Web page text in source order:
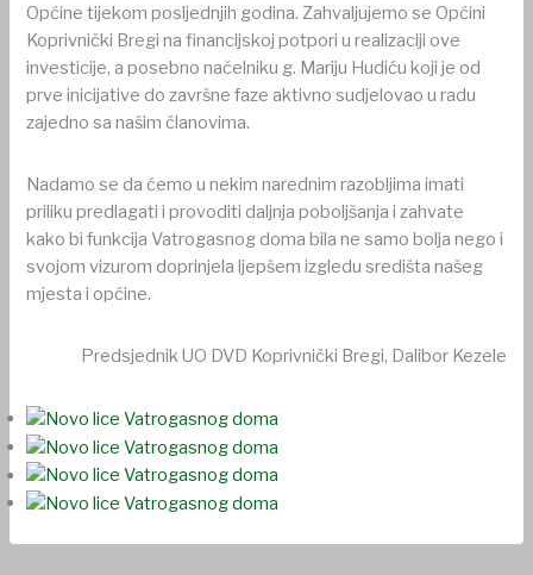
Općine tijekom posljednjih godina. Zahvaljujemo se Općini
Koprivnički Bregi na financijskoj potpori u realizaciji ove
investicije, a posebno načelniku g. Mariju Hudiću koji je od
prve inicijative do završne faze aktivno sudjelovao u radu
zajedno sa našim članovima.
Nadamo se da ćemo u nekim narednim razobljima imati
priliku predlagati i provoditi daljnja poboljšanja i zahvate
kako bi funkcija Vatrogasnog doma bila ne samo bolja nego i
svojom vizurom doprinjela ljepšem izgledu središta našeg
mjesta i općine.
Predsjednik UO DVD Koprivnički Bregi, Dalibor Kezele